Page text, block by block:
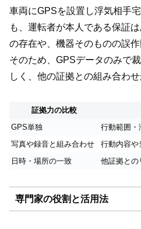
車両にGPSを設置し浮気相手
も、運転者が本人である保証
の存在や、機器そのものの誤
そのため、GPSデータのみで
しく、他の証拠との組み合わせ
証拠力の比較
GPS単独
行動範囲・
写真や録音と組み合わせ
行動内容や
日時・場所の一致
他証拠との
専門家の役割と活用法